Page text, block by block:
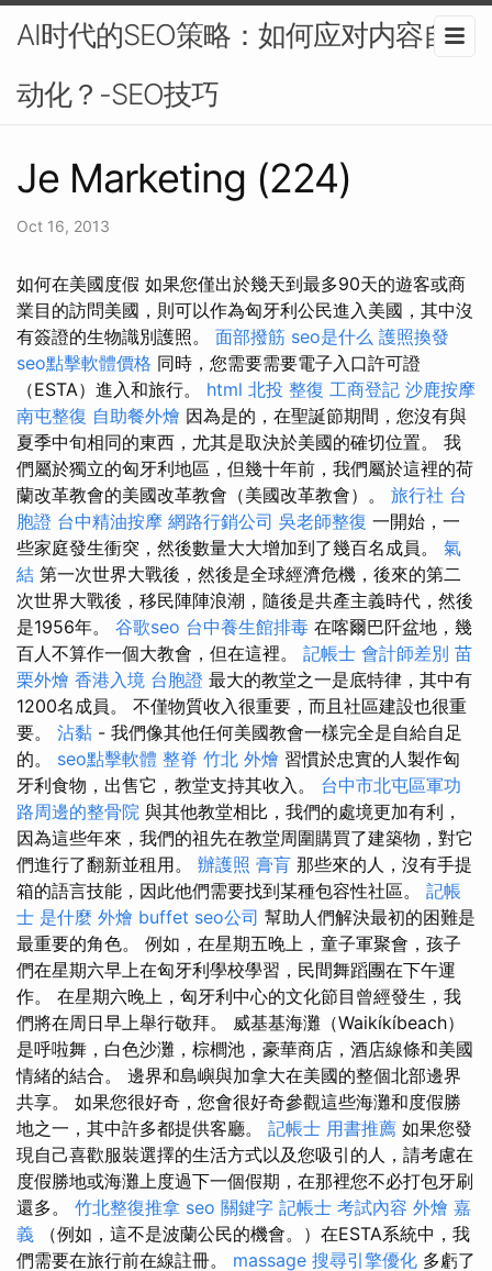
AI时代的SEO策略：如何应对内容自
动化？-SEO技巧
Je Marketing (224)
Oct 16, 2013
如何在美國度假 如果您僅出於幾天到最多90天的遊客或商
業目的訪問美國，則可以作為匈牙利公民進入美國，其中沒
有簽證的生物識別護照。 面部撥筋 seo是什么 護照換發
seo點擊軟體價格 同時，您需要需要電子入口許可證
（ESTA）進入和旅行。 html 北投 整復 工商登記 沙鹿按摩
南屯整復 自助餐外燴 因為是的，在聖誕節期間，您沒有與
夏季中旬相同的東西，尤其是取決於美國的確切位置。 我
們屬於獨立的匈牙利地區，但幾十年前，我們屬於這裡的荷
蘭改革教會的美國改革教會（美國改革教會）。 旅行社 台
胞證 台中精油按摩 網路行銷公司 吳老師整復 一開始，一
些家庭發生衝突，然後數量大大增加到了幾百名成員。 氣
結 第一次世界大戰後，然後是全球經濟危機，後來的第二
次世界大戰後，移民陣陣浪潮，隨後是共產主義時代，然後
是1956年。 谷歌seo 台中養生館排毒 在喀爾巴阡盆地，幾
百人不算作一個大教會，但在這裡。 記帳士 會計師差別 苗
栗外燴 香港入境 台胞證 最大的教堂之一是底特律，其中有
1200名成員。 不僅物質收入很重要，而且社區建設也很重
要。 沾黏 - 我們像其他任何美國教會一樣完全是自給自足
的。 seo點擊軟體 整脊 竹北 外燴 習慣於忠實的人製作匈
牙利食物，出售它，教堂支持其收入。 台中市北屯區軍功
路周邊的整骨院 與其他教堂相比，我們的處境更加有利，
因為這些年來，我們的祖先在教堂周圍購買了建築物，對它
們進行了翻新並租用。 辦護照 膏肓 那些來的人，沒有手提
箱的語言技能，因此他們需要找到某種包容性社區。 記帳
士 是什麼 外燴 buffet seo公司 幫助人們解決最初的困難是
最重要的角色。 例如，在星期五晚上，童子軍聚會，孩子
們在星期六早上在匈牙利學校學習，民間舞蹈團在下午運
作。 在星期六晚上，匈牙利中心的文化節目曾經發生，我
們將在周日早上舉行敬拜。 威基基海灘（Waikíkíbeach）
是呼啦舞，白色沙灘，棕櫚池，豪華商店，酒店線條和美國
情緒的結合。 邊界和島嶼與加拿大在美國的整個北部邊界
共享。 如果您很好奇，您會很好奇參觀這些海灘和度假勝
地之一，其中許多都提供客廳。 記帳士 用書推薦 如果您發
現自己喜歡服裝選擇的生活方式以及您吸引的人，請考慮在
度假勝地或海灘上度過下一個假期，在那裡您不必打包牙刷
還多。 竹北整復推拿 seo 關鍵字 記帳士 考試內容 外燴 嘉
義 （例如，這不是波蘭公民的機會。）在ESTA系統中，我
們需要在旅行前在線註冊。 massage 搜尋引擎優化 多虧了